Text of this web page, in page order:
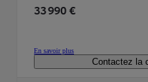
33 990 €
En savoir plus
Contactez la